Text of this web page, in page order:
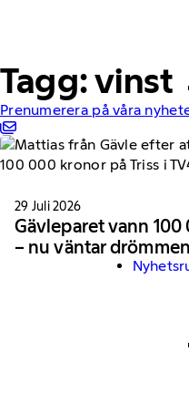
Tagg: vinst
Prenumerera på våra
29 Juli 2026
Gävleparet vann 100
– nu väntar